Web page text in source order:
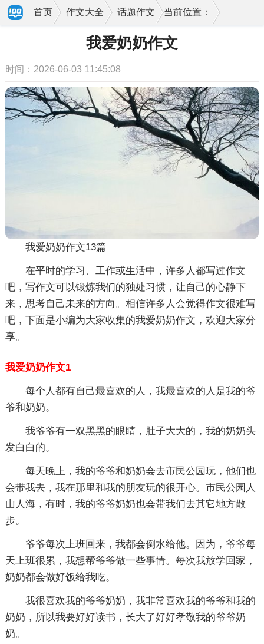
当前位置：
首页 作文大全 话题作文
我爱奶奶作文
时间：2026-06-03 11:45:08
我爱奶奶作文13篇
在平时的学习、工作或生活中，许多人都写过作文
吧，写作文可以锻炼我们的独处习惯，让自己的心静下
来，思考自己未来的方向。相信许多人会觉得作文很难写
吧，下面是小编为大家收集的我爱奶奶作文，欢迎大家分
享。
我爱奶奶作文1
每个人都有自己最喜欢的人，我最喜欢的人是我的爷
爷和奶奶。
我爷爷有一双黑黑的眼睛，肚子大大的，我的奶奶头
发白白的。
每天晚上，我的爷爷和奶奶会去市民公园玩，他们也
会带我去，我在那里和我的朋友玩的很开心。市民公园人
山人海，有时，我的爷爷奶奶也会带我们去其它地方散
步。
爷爷每次上班回来，我都会倒水给他。因为，爷爷每
天上班很累，我想帮爷爷做一些事情。每次我放学回家，
奶奶都会做好饭给我吃。
我很喜欢我的爷爷奶奶，我非常喜欢我的爷爷和我的
奶奶，所以我要好好读书，长大了好好孝敬我的爷爷奶
奶。